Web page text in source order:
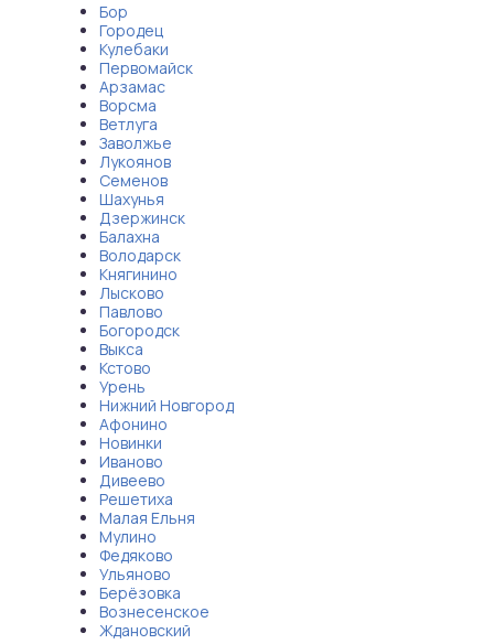
Бор
Городец
Кулебаки
Первомайск
Арзамас
Ворсма
Ветлуга
Заволжье
Лукоянов
Семенов
Шахунья
Дзержинск
Балахна
Володарск
Княгинино
Лысково
Павлово
Богородск
Выкса
Кстово
Урень
Нижний Новгород
Афонино
Новинки
Иваново
Дивеево
Решетиха
Малая Ельня
Мулино
Федяково
Ульяново
Берёзовка
Вознесенское
Ждановский